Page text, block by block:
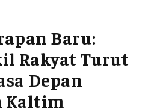
Baru:
Rakyat Turut
Depan
Kaltim